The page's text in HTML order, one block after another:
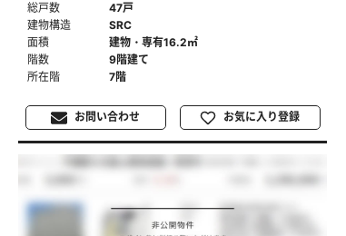
総戸数
47戸
建物構造
SRC
面積
建物・専有16.2㎡
階数
9階建て
所在階
7階
お問い合わせ お気に入り登録